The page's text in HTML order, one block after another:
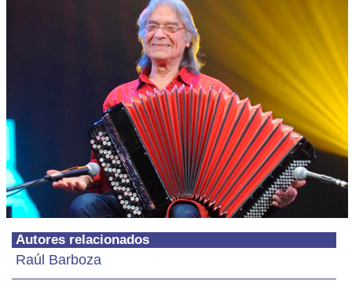
Autores relacionados
Raúl Barboza